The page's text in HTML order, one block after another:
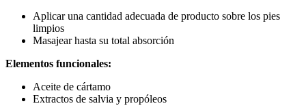
Aplicar una cantidad adecuada de producto sobre los pies
limpios
Masajear hasta su total absorción
Elementos funcionales:
Aceite de cártamo
Extractos de salvia y propóleos